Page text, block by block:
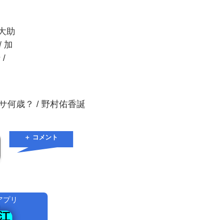
助
加
/
何歳？ / 野村佑香誕
＋ コメント
プリ